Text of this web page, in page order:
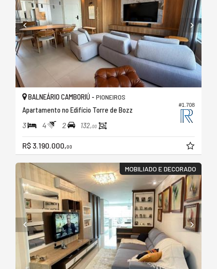
#1.708
BALNEÁRIO CAMBORIÚ - PIONEIROS
Apartamento no Edifício Torre de Bozz
3 4 2 132,00
R$ 3.190.000,00
MOBILIADO E DECORADO